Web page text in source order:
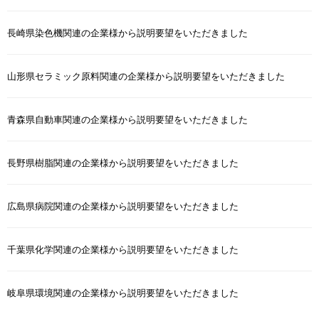
長崎県染色機関連の企業様から説明要望をいただきました
山形県セラミック原料関連の企業様から説明要望をいただきました
青森県自動車関連の企業様から説明要望をいただきました
長野県樹脂関連の企業様から説明要望をいただきました
広島県病院関連の企業様から説明要望をいただきました
千葉県化学関連の企業様から説明要望をいただきました
岐阜県環境関連の企業様から説明要望をいただきました